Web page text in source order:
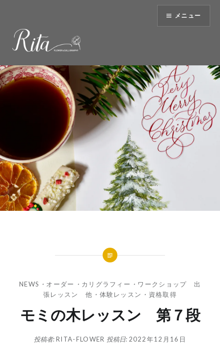
へ
ス
キ
メニュー
NEWS ・ オーダー ・ カリグラフィー ・ ワークショップ 出
張レッスン 他 ・ 体験レッスン ・ 資格取得
モミの木レッスン 第７段
投稿者:RITA-FLOWER 投稿日: 2022年12月16日